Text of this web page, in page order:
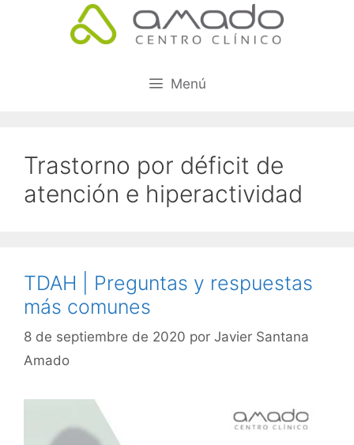
Menú
Trastorno por déficit de
atención e hiperactividad
TDAH | Preguntas y respuestas
más comunes
8 de septiembre de 2020 por Javier Santana
Amado